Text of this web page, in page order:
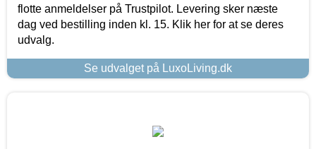
flotte anmeldelser på Trustpilot. Levering sker næste
dag ved bestilling inden kl. 15. Klik her for at se deres
udvalg.
Se udvalget på LuxoLiving.dk